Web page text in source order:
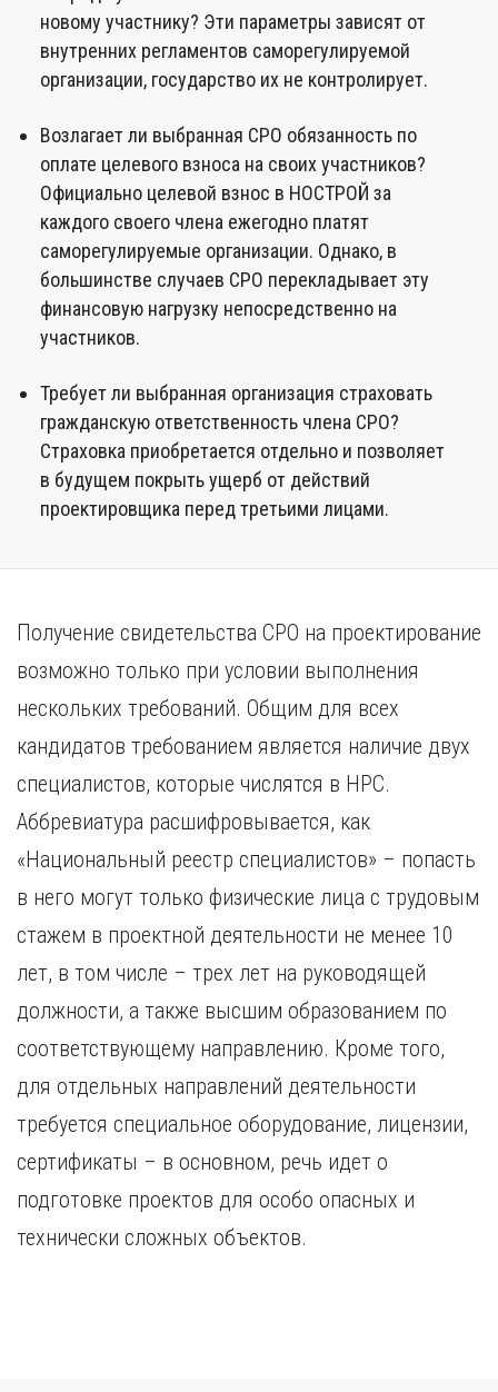
новому участнику? Эти параметры зависят от
внутренних регламентов саморегулируемой
организации, государство их не контролирует.
Возлагает ли выбранная СРО обязанность по
оплате целевого взноса на своих участников?
Официально целевой взнос в НОСТРОЙ за
каждого своего члена ежегодно платят
саморегулируемые организации. Однако, в
большинстве случаев СРО перекладывает эту
финансовую нагрузку непосредственно на
участников.
Требует ли выбранная организация страховать
гражданскую ответственность члена СРО?
Страховка приобретается отдельно и позволяет
в будущем покрыть ущерб от действий
проектировщика перед третьими лицами.
Получение свидетельства СРО на проектирование
возможно только при условии выполнения
нескольких требований. Общим для всех
кандидатов требованием является наличие двух
специалистов, которые числятся в НРС.
Аббревиатура расшифровывается, как
«Национальный реестр специалистов» – попасть
в него могут только физические лица с трудовым
стажем в проектной деятельности не менее 10
лет, в том числе – трех лет на руководящей
должности, а также высшим образованием по
соответствующему направлению. Кроме того,
для отдельных направлений деятельности
требуется специальное оборудование, лицензии,
сертификаты – в основном, речь идет о
подготовке проектов для особо опасных и
технически сложных объектов.